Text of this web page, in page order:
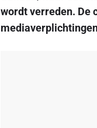
wordt verreden. De